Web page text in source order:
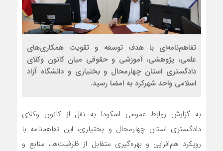
تفاهم‌نامه‌ای با هدف توسعه و تقویت همکاری‌های
علمی، پژوهشی، آموزشی و حقوقی میان کانون وکلای
دادگستری استان چهارمحال و بختیاری و دانشگاه آزاد
اسلامی واحد شهرکرد به امضا رسید.
به گزارش روابط عمومی اسکودا به نقل از کانون وکلای
دادگستری استان چهارمحال و بختیاری، این تفاهم‌نامه با
رویکرد هم‌افزایی و بهره‌گیری متقابل از ظرفیت‌ها، منابع و